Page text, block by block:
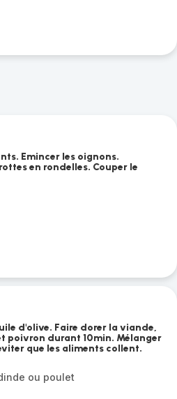
Emincer les oignons.
en rondelles. Couper le
d'olive. Faire dorer la viande,
poivron durant 10min. Mélanger
que les aliments collent.
ou poulet